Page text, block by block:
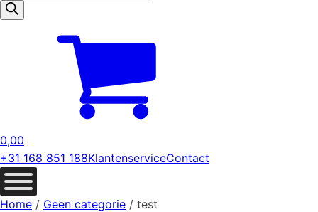
zoeken
0,00
+31 168 851 188KlantenserviceContact
Home / Geen categorie / test